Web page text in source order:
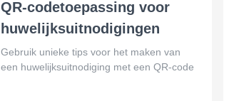
QR-codetoepassing voor
huwelijksuitnodigingen
Gebruik unieke tips voor het maken van
een huwelijksuitnodiging met een QR-code